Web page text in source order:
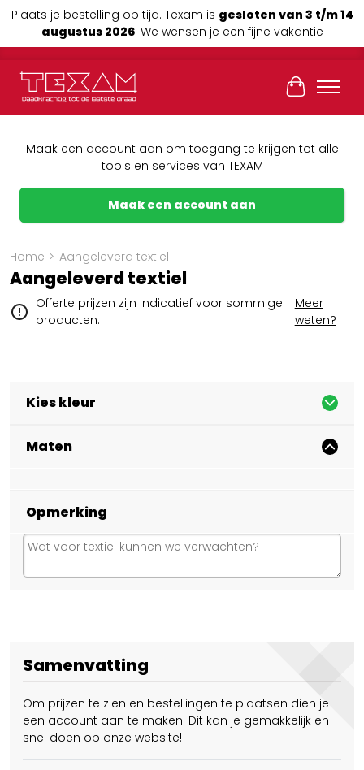
Plaats je bestelling op tijd. Texam is gesloten van 3 t/m 14
augustus 2026. We wensen je een fijne vakantie
Maak een account aan om toegang te krijgen tot alle
tools en services van TEXAM
Maak een account aan
Home > Aangeleverd textiel
Aangeleverd textiel
Offerte prijzen zijn indicatief voor sommige
producten.
Meer
weten?
Kies kleur
Maten
Opmerking
Samenvatting
Om prijzen te zien en bestellingen te plaatsen dien je
een account aan te maken. Dit kan je gemakkelijk en
snel doen op onze website!